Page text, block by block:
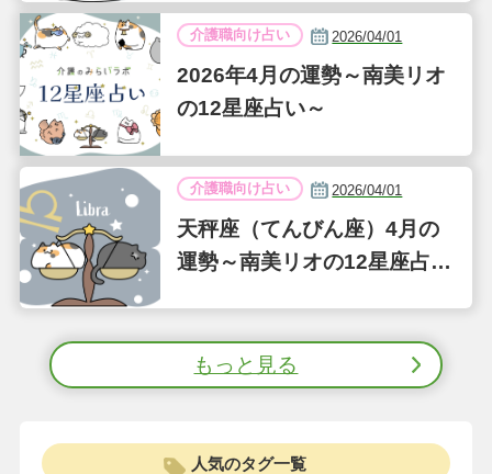
介護職向け占い 2026/04/01
2026年4月の運勢～南美リオ
の12星座占い～
介護職向け占い 2026/04/01
天秤座（てんびん座）4月の
運勢～南美リオの12星座占い
もっと見る
人気のタグ一覧